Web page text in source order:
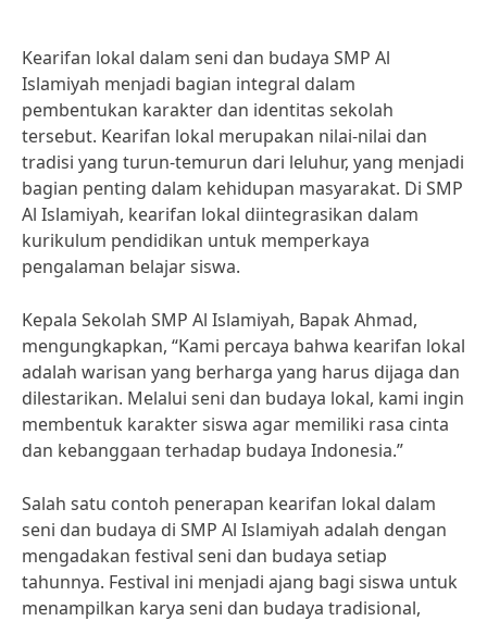
Kearifan lokal dalam seni dan budaya SMP Al
Islamiyah menjadi bagian integral dalam
pembentukan karakter dan identitas sekolah
tersebut. Kearifan lokal merupakan nilai-nilai dan
tradisi yang turun-temurun dari leluhur, yang menjadi
bagian penting dalam kehidupan masyarakat. Di SMP
Al Islamiyah, kearifan lokal diintegrasikan dalam
kurikulum pendidikan untuk memperkaya
pengalaman belajar siswa.
Kepala Sekolah SMP Al Islamiyah, Bapak Ahmad,
mengungkapkan, “Kami percaya bahwa kearifan lokal
adalah warisan yang berharga yang harus dijaga dan
dilestarikan. Melalui seni dan budaya lokal, kami ingin
membentuk karakter siswa agar memiliki rasa cinta
dan kebanggaan terhadap budaya Indonesia.”
Salah satu contoh penerapan kearifan lokal dalam
seni dan budaya di SMP Al Islamiyah adalah dengan
mengadakan festival seni dan budaya setiap
tahunnya. Festival ini menjadi ajang bagi siswa untuk
menampilkan karya seni dan budaya tradisional,